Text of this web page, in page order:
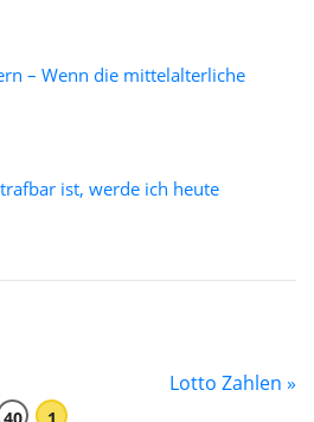
– Wenn die mittelalterliche
ist, werde ich heute
Lotto Zahlen »
40 1